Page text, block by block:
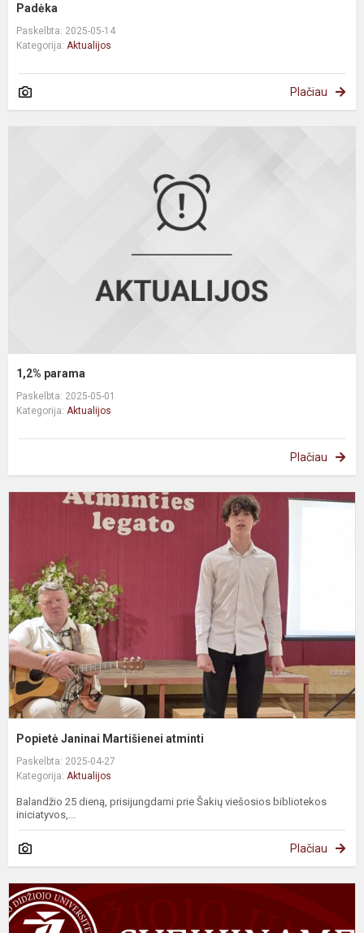
Padėka
Paskelbta: 2025-05-14
Kategorija: Aktualijos
Plačiau
1,2% parama
Paskelbta: 2025-05-01
Kategorija: Aktualijos
Plačiau
Popietė Janinai Martišienei atminti
Paskelbta: 2025-04-27
Kategorija: Aktualijos
Balandžio 25 dieną, prisijungdami prie Šakių viešosios bibliotekos
iniciatyvos,...
Plačiau